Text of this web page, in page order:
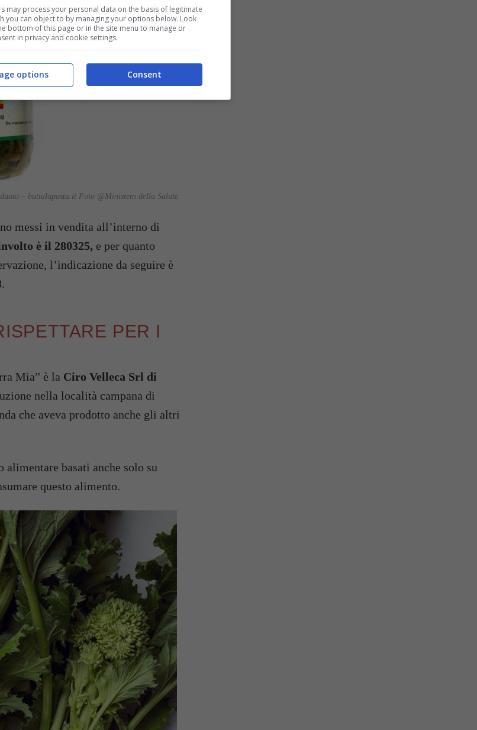
– buttalapasta.it Foto @Ministero della Salute
messi in vendita all’interno di
è il 280325, e per quanto
l’indicazione da seguire è
PER I
Mia” è la Ciro Velleca Srl di
nella località campana di
che aveva prodotto anche gli altri
basati anche solo su
questo alimento.
may process your personal data on the basis of legitimate
you can object to by managing your options below. Look
bottom of this page or in the site menu to manage or
in privacy and cookie settings.
Consent
options